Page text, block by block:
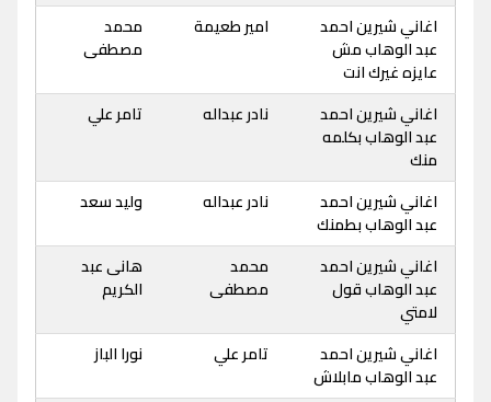
اغاني شيرين احمد
عبد الوهاب مش
عايزه غيرك انت
امير طعيمة
محمد
مصطفى
اغاني شيرين احمد
عبد الوهاب بكلمه
منك
نادر عبداله تامر علي
اغاني شيرين احمد
عبد الوهاب بطمنك
نادر عبداله وليد سعد
اغاني شيرين احمد
عبد الوهاب قول
لامتي
محمد
مصطفى
هانى عبد
الكريم
اغاني شيرين احمد
عبد الوهاب مابلاش
تامر علي نورا الباز